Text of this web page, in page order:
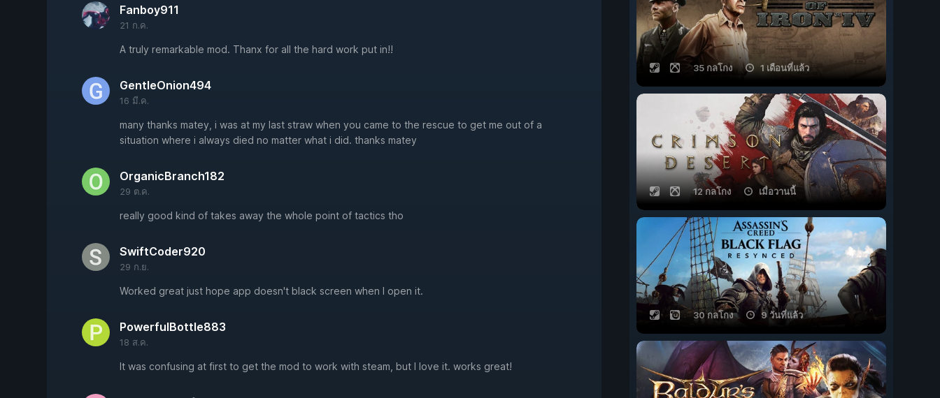
Fanboy911
21 ก.ค.
A truly remarkable mod. Thanx for all the hard work put in!!
GentleOnion494
16 มี.ค.
many thanks matey, i was at my last straw when you came to the rescue to get me out of a
situation where i always died no matter what i did. thanks matey
OrganicBranch182
29 ต.ค.
really good kind of takes away the whole point of tactics tho
SwiftCoder920
29 ก.ย.
Worked great just hope app doesn't black screen when I open it.
PowerfulBottle883
18 ส.ค.
It was confusing at first to get the mod to work with steam, but I love it. works great!
35 กลโกง 1 เดือนที่แล้ว
12 กลโกง เมื่อวานนี้
30 กลโกง 9 วันที่แล้ว